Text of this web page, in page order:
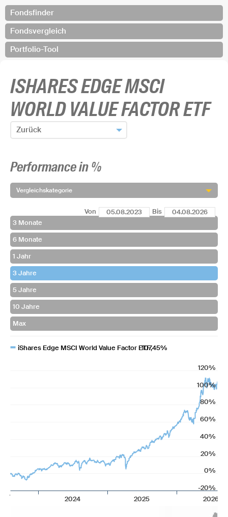
Fondsfinder
Fondsvergleich
Portfolio-Tool
ISHARES EDGE MSCI
WORLD VALUE FACTOR ETF
Zurück
Fonds hinzufügen und zurück
Performance in %
Vergleichskategorie
Von Bis
iShares Edge MSCI World Value Factor ETF107,45%
2024 2025 2026
-20%
0%
20%
40%
60%
80%
100%
120%
Anlageziel